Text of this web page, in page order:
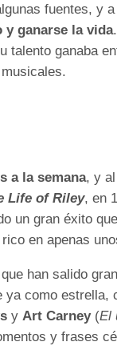
fuentes, y
ganarse la vida
ganaba
a la semana, y
Life of Riley, en
un gran éxito
en apenas
han salido
como estrella,
y Art Carney (El
y frases